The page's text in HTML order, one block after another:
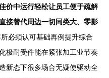
价中运行轻松让员工便于疏解
接替代周边一切同类大、零影
必须认可基础再例提升综合
极耐受件能在紧张加工业节奏
新态下很多场合无疑使驱动全